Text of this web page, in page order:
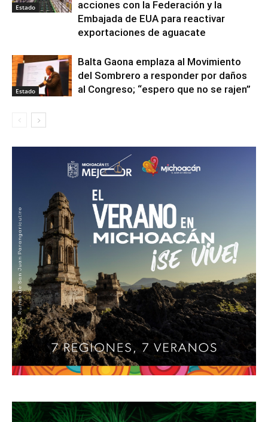
Estado
acciones con la Federación y la
Embajada de EUA para reactivar
exportaciones de aguacate
Estado
Balta Gaona emplaza al Movimiento
del Sombrero a responder por daños
al Congreso; “espero que no se rajen”